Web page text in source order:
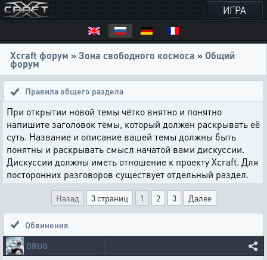
ИГРА
Xcraft форум » Зона свободного космоса » Общий
форум
Правила общего раздела
При открытии новой темы чётко внятно и понятно
напишите заголовок темы, который должен раскрывать её
суть. Название и описание вашей темы должны быть
понятны и раскрывать смысл начатой вами дискуссии.
Дискуссии должны иметь отношение к проекту Xcraft. Для
посторонних разговоров существует отдельный раздел.
Назад 3 страниц 1 2 3 Далее
Обвинения
DRUG